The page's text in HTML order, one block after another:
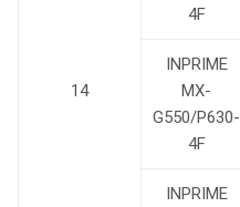
14
4F
INPRIME
MX-
G550/P630-
4F
INPRIME